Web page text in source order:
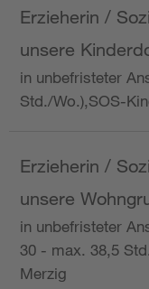
Erzieherin /
unsere
in unbefristeter
Std./Wo.),SOS-
Erzieherin /
unsere
in unbefristeter
30 - max. 38,5
Merzig